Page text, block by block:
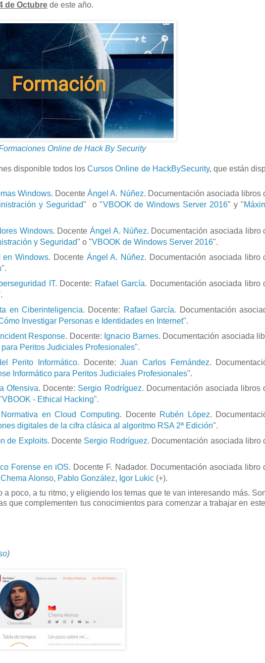
de Octubre de este año.
Online de Hack By Security
disponible todos losCursos Online de HackBySecurity, que están
Windows. DocenteÁngel A. Núñez. Documentación asociada libros
y Seguridad" o "VBOOK de Windows Server 2016" y "
Windows. DocenteÁngel A. Núñez. Documentación asociada libro
y Seguridad" o "VBOOK de Windows Server 2016".
en Windows. Docente Ángel A. Núñez. Documentación asociada libro
".
IT. Docente: Rafael García. Documentación asociada libro
en Ciberinteligencia. Docente: Rafael García. Documentación
Investigar Personas e Identidades en Internet".
Response. Docente: Ignacio Barnes. Documentación asociada
Peritos Judiciales Profesionales".
Perito Informático. Docente:Juan Carlos Fernández.
Informático para Peritos Judiciales Profesionales".
Ofensiva. Docente: Sergio Rodríguez. Documentación asociada libros
VBOOK - Ethical Hacking".
en Cloud Computing. Docente Rubén López.
digitales de la cifra clásica al algoritmo RSA 2ª Edición".
de Exploits. Docente Sergio Rodríguez. Documentación asociada libro
Forense en iOS. Docente F. Nadador. Documentación asociada libro
Chema Alonso, Pablo González, Igor Lukic(+).
poco, a tu ritmo, y eligiendo los temas que te van interesando más.
que complementen tus conocimientos para comenzar a trabajar en
)